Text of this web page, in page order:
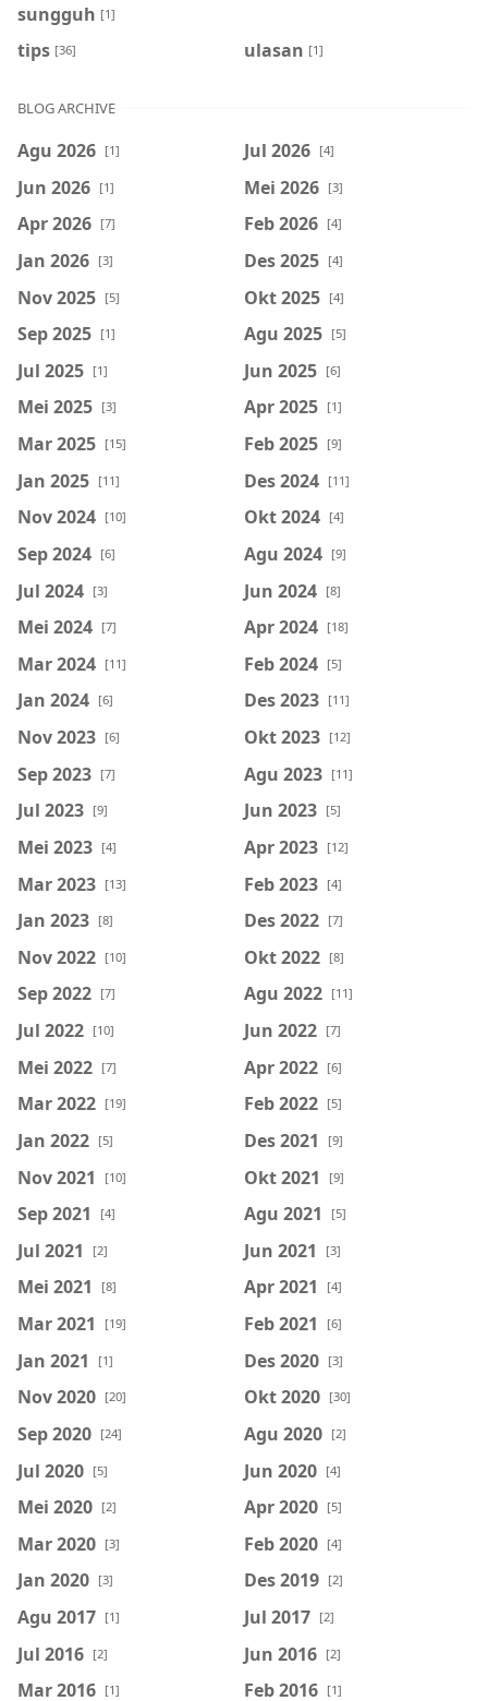
sungguh [1]
tips [36] ulasan [1]
BLOG ARCHIVE
Agu 2026 [1] Jul 2026 [4]
Jun 2026 [1] Mei 2026 [3]
Apr 2026 [7] Feb 2026 [4]
Jan 2026 [3] Des 2025 [4]
Nov 2025 [5] Okt 2025 [4]
Sep 2025 [1] Agu 2025 [5]
Jul 2025 [1] Jun 2025 [6]
Mei 2025 [3] Apr 2025 [1]
Mar 2025 [15] Feb 2025 [9]
Jan 2025 [11] Des 2024 [11]
Nov 2024 [10] Okt 2024 [4]
Sep 2024 [6] Agu 2024 [9]
Jul 2024 [3] Jun 2024 [8]
Mei 2024 [7] Apr 2024 [18]
Mar 2024 [11] Feb 2024 [5]
Jan 2024 [6] Des 2023 [11]
Nov 2023 [6] Okt 2023 [12]
Sep 2023 [7] Agu 2023 [11]
Jul 2023 [9] Jun 2023 [5]
Mei 2023 [4] Apr 2023 [12]
Mar 2023 [13] Feb 2023 [4]
Jan 2023 [8] Des 2022 [7]
Nov 2022 [10] Okt 2022 [8]
Sep 2022 [7] Agu 2022 [11]
Jul 2022 [10] Jun 2022 [7]
Mei 2022 [7] Apr 2022 [6]
Mar 2022 [19] Feb 2022 [5]
Jan 2022 [5] Des 2021 [9]
Nov 2021 [10] Okt 2021 [9]
Sep 2021 [4] Agu 2021 [5]
Jul 2021 [2] Jun 2021 [3]
Mei 2021 [8] Apr 2021 [4]
Mar 2021 [19] Feb 2021 [6]
Jan 2021 [1] Des 2020 [3]
Nov 2020 [20] Okt 2020 [30]
Sep 2020 [24] Agu 2020 [2]
Jul 2020 [5] Jun 2020 [4]
Mei 2020 [2] Apr 2020 [5]
Mar 2020 [3] Feb 2020 [4]
Jan 2020 [3] Des 2019 [2]
Agu 2017 [1] Jul 2017 [2]
Jul 2016 [2] Jun 2016 [2]
Mar 2016 [1] Feb 2016 [1]